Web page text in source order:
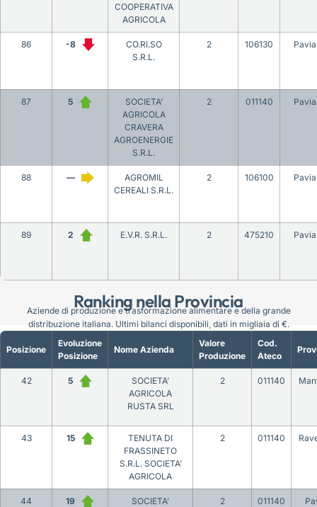
Ranking nella Provincia
COOPERATIVA
AGRICOLA
86 -8
CO.RI.SO
S.R.L.
2 106130 Pavia
87 5
SOCIETA’
AGRICOLA
CRAVERA
AGROENERGIE
S.R.L.
2 011140 Pavia
88 —
AGROMIL
CEREALI S.R.L.
2 106100 Pavia
89 2 E.V.R. S.R.L. 2 475210 Pavia
Posizione
Evoluzione
Posizione
Nome Azienda
Valore
Produzione
Cod.
Ateco
42 5
SOCIETA’
AGRICOLA
RUSTA SRL
2 011140
43 15
TENUTA DI
FRASSINETO
S.R.L. SOCIETA’
AGRICOLA
2 011140
44 19
SOCIETA’
2 011140
Aziende di produzione e trasformazione alimentare e della grande
distribuzione italiana. Ultimi bilanci disponibili, dati in migliaia di €.